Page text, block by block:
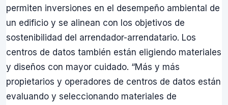
permiten inversiones en el desempeño ambiental de
un edificio y se alinean con los objetivos de
sostenibilidad del arrendador-arrendatario. Los
centros de datos también están eligiendo materiales
y diseños con mayor cuidado. “Más y más
propietarios y operadores de centros de datos están
evaluando y seleccionando materiales de